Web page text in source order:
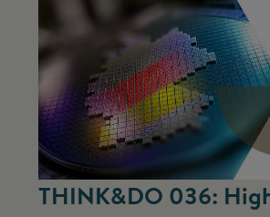
THINK&DO 036: